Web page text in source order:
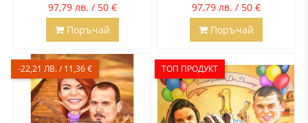
97,79 лв. / 50 €
Поръчай
97,79 лв. / 50 €
Поръчай
-22,21 ЛВ. / 11,36 € ТОП ПРОДУКТ